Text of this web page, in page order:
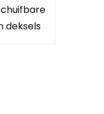
deksels